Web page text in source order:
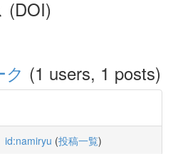
(DOI)
(1 users, 1 posts)
id:namiryu (投稿一覧)